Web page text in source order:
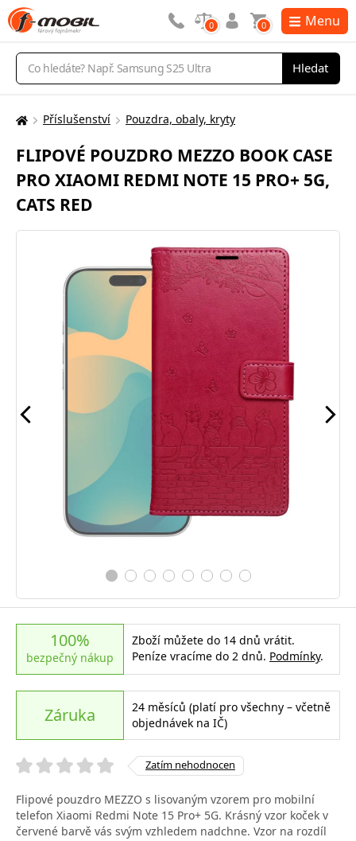
Vyhledávání
Hledat
0 0 Menu
Zde
nacházíte:
Příslušenství Pouzdra, obaly, kryty
FLIPOVÉ POUZDRO MEZZO BOOK CASE
PRO XIAOMI REDMI NOTE 15 PRO+ 5G,
CATS RED
100%
bezpečný nákup
Zboží můžete do 14 dnů vrátit.
Peníze vracíme do 2 dnů. Podmínky.
Záruka
24 měsíců (platí pro všechny – včetně
objednávek na IČ)
Zatím nehodnocen
Flipové pouzdro MEZZO s lisovaným vzorem pro mobilní
telefon Xiaomi Redmi Note 15 Pro+ 5G. Krásný vzor koček v
červené barvě vás svým vzhledem nadchne. Vzor na rozdíl